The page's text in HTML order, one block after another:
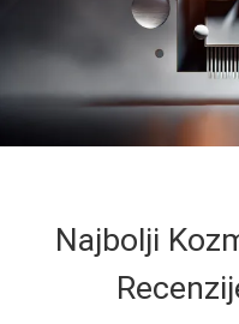
Najbolji